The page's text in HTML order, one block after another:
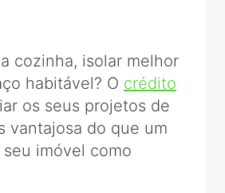
cozinha, isolar melhor
habitável? O crédito
os seus projetos de
vantajosa do que um
imóvel como